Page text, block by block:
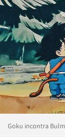
Goku incontra